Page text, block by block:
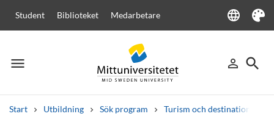
Student Biblioteket Medarbetare language
Language
Tema
menu
Meny person_outline
Logga in
search
Sök
Start Utbildning Sök program Turism och